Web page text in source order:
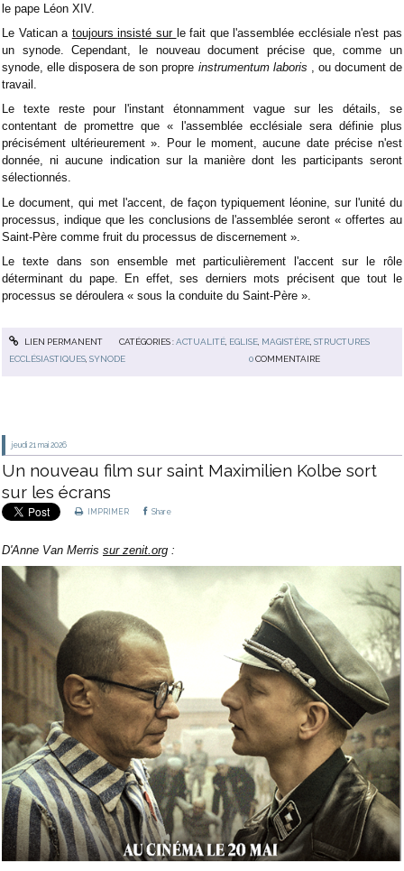
le pape Léon XIV.
Le Vatican a toujoursinsisté sur le fait que l'assemblée ecclésiale n'est pas
un synode. Cependant, le nouveau document précise que, comme un
synode, elle disposera de son propre instrumentum laboris , ou document de
travail.
Le texte reste pour l'instant étonnamment vague sur les détails, se
contentant de promettre que « l'assemblée ecclésiale sera définie plus
précisément ultérieurement ». Pour le moment, aucune date précise n'est
donnée, ni aucune indication sur la manière dont les participants seront
sélectionnés.
Le document, qui met l'accent, de façon typiquement léonine, sur l'unité du
processus, indique que les conclusions de l'assemblée seront « offertes au
Saint-Père comme fruit du processus de discernement ».
Le texte dans son ensemble met particulièrement l'accent sur le rôle
déterminant du pape. En effet, ses derniers mots précisent que tout le
processus se déroulera « sous la conduite du Saint-Père ».
LIEN PERMANENT CATÉGORIES :ACTUALITÉ, EGLISE, MAGISTÈRE, STRUCTURES
ECCLÉSIASTIQUES ,SYNODE 0 COMMENTAIRE
jeudi 21 mai 2026
Un nouveau film sur saint Maximilien Kolbe sort
sur les écrans
IMPRIMER Share
D'Anne Van Merris sur zenit.org :